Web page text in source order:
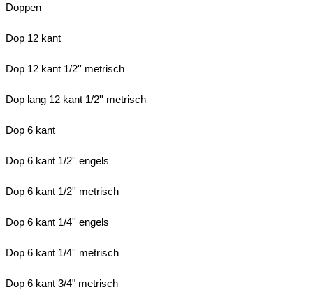
Doppen
Dop 12 kant
Dop 12 kant 1/2'' metrisch
Dop lang 12 kant 1/2'' metrisch
Dop 6 kant
Dop 6 kant 1/2'' engels
Dop 6 kant 1/2'' metrisch
Dop 6 kant 1/4'' engels
Dop 6 kant 1/4'' metrisch
Dop 6 kant 3/4" metrisch